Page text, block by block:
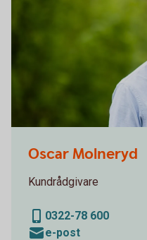
Oscar Molneryd
Kundrådgivare
0322-78 600
e-post